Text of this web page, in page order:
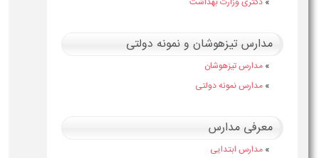
مدارس تیزهوشان و نمونه دولتی
» مدارس تیزهوشان
» مدارس نمونه دولتی
معرفی مدارس
» مدارس ابتدایی